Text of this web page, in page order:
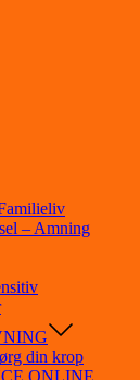
– Amning
din krop